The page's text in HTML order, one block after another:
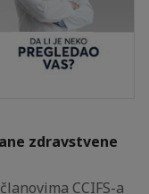
zdravstvene
CCIFS-a